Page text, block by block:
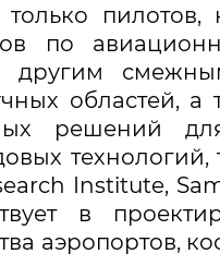
только
по
областей,
решений
технологий,
Institute,
в
аэропортов,